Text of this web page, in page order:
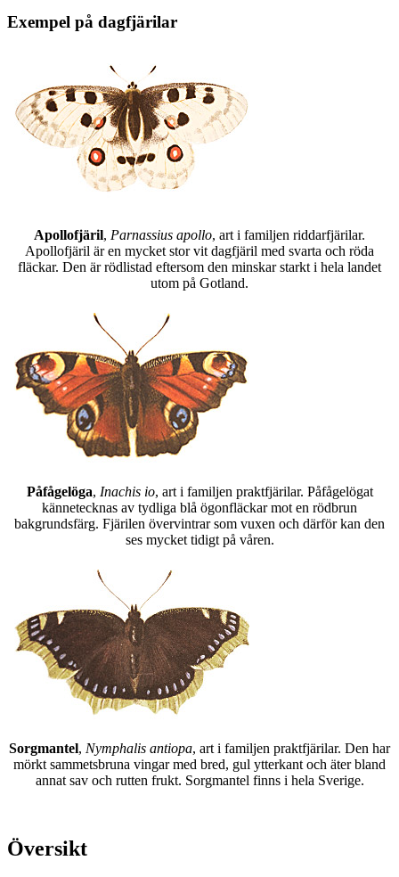
Exempel på dagfjärilar
Apollofjäril, Parnassius apollo, art i familjen riddarfjärilar.
Apollofjäril är en mycket stor vit dagfjäril med svarta och röda
fläckar. Den är rödlistad eftersom den minskar starkt i hela landet
utom på Gotland.
Påfågelöga, Inachis io, art i familjen praktfjärilar. Påfågelögat
kännetecknas av tydliga blå ögonfläckar mot en rödbrun
bakgrundsfärg. Fjärilen övervintrar som vuxen och därför kan den
ses mycket tidigt på våren.
Sorgmantel, Nymphalis antiopa, art i familjen praktfjärilar. Den har
mörkt sammetsbruna vingar med bred, gul ytterkant och äter bland
annat sav och rutten frukt. Sorgmantel finns i hela Sverige.
Översikt